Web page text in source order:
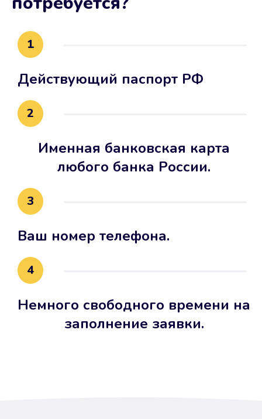
1
Действующий паспорт РФ
2
Именная банковская карта
любого банка России.
3
Ваш номер телефона.
4
Немного свободного времени на
заполнение заявки.